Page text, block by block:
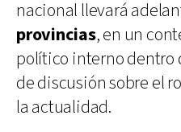
nacional llevará
provincias, en un
político interno dentro
de discusión sobre el
la actualidad.